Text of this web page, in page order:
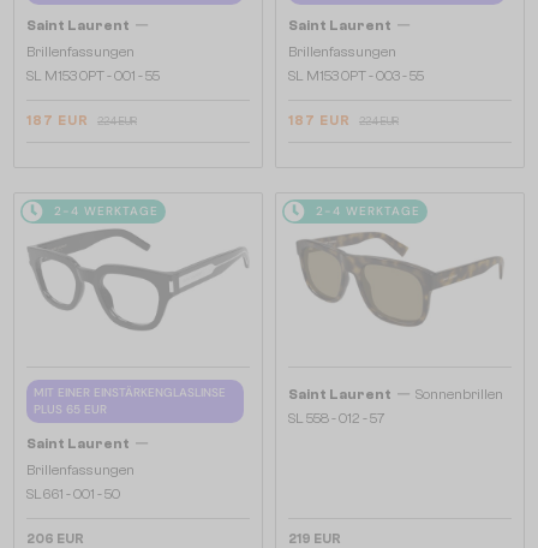
Saint Laurent —
Brillenfassungen
SL M153 OPT - 001 - 55
187 EUR 224 EUR
Saint Laurent —
Brillenfassungen
SL M153 OPT - 003 - 55
187 EUR 224 EUR
2-4 WERKTAGE
MIT EINER EINSTÄRKENGLASLINSE
PLUS 65 EUR
Saint Laurent —
Brillenfassungen
SL661 - 001 - 50
206 EUR
2-4 WERKTAGE
Saint Laurent — Sonnenbrillen
SL 558 - 012 - 57
219 EUR